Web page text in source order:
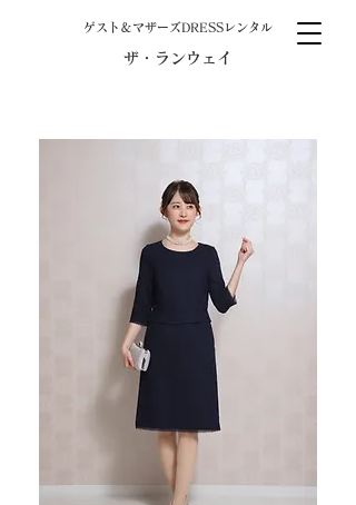
​ゲスト＆マザーズDRESSレンタル
ザ・ランウェイ